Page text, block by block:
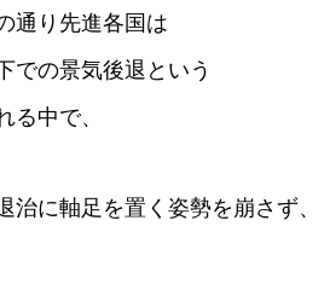
通り先進各国は
での景気後退という
る中で、
治に軸足を置く姿勢を崩さず、